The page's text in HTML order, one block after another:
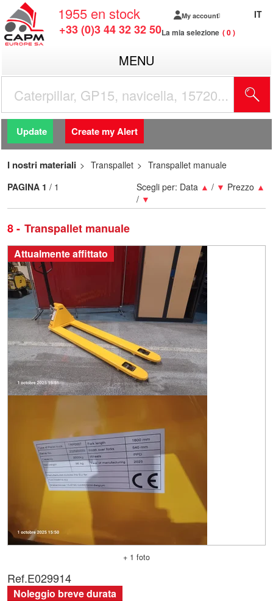
1955 en stock
+33 (0)3 44 32 32 50
My account
La mia selezione 0
IT
MENU
Update Create my Alert
I nostri materiali Transpallet Transpallet manuale
8 Transpallet manuale
Scegli per: Data ▲ / ▼ Prezzo ▲
/ ▼
PAGINA 1 / 1
Attualmente affittato
+ 1 foto
Ref.E029914
Noleggio breve durata